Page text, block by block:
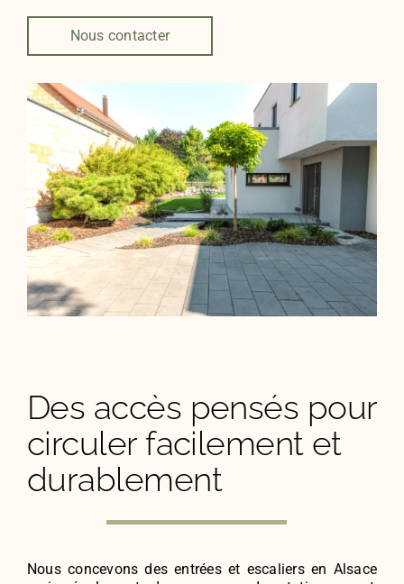
Nous contacter
Des accès pensés pour
circuler facilement et
durablement
Nous concevons des entrées et escaliers en Alsace